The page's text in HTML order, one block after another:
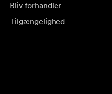
Bliv forhandler
Tilgængelighed